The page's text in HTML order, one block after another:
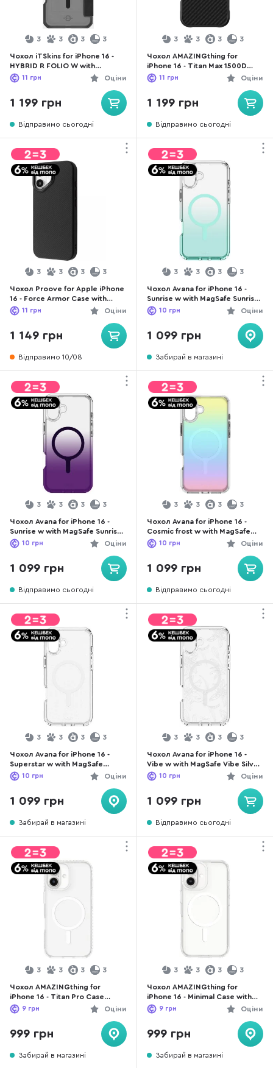
3 3 3 3
Чохол iTSkins for iPhone 16 -
HYBRID R FOLIO W with
MagSafe Black (AP6N-HYFMA-
BKRL)
Оціни
11 грн
1 199 грн
Відправимо сьогодні
3 3 3 3
Чохол AMAZINGthing for
iPhone 16 - Titan Max 1500D
Case MagSafe Black
(IP166.1TXBK)
Оціни
11 грн
1 199 грн
Відправимо сьогодні
3 3 3 3
Чохол Proove for Apple iPhone
16 - Force Armor Case with
Magnetic Ring Black
(PCFAIP160002)
Оціни
11 грн
1 149 грн
Відправимо 10/08
3 3 3 3
Чохол Avana for iPhone 16 -
Sunrise w with MagSafe Sunrise
Sage (AP6N-AVMOM-LGRN)Оціни
10 грн
1 099 грн
Забирай в магазині
3 3 3 3
Чохол Avana for iPhone 16 -
Sunrise w with MagSafe Sunrise
Lavender (AP6N-AVMOM-LIPP)
Оціни
10 грн
1 099 грн
Відправимо сьогодні
3 3 3 3
Чохол Avana for iPhone 16 -
Cosmic frost w with MagSafe
cosmic violet (AP6N-AVFIR-
BUPE)
Оціни
10 грн
1 099 грн
Відправимо сьогодні
3 3 3 3
Чохол Avana for iPhone 16 -
Superstar w with MagSafe
starlite silver (AP6N-AVSUR-
SUSV)
Оціни
10 грн
1 099 грн
Забирай в магазині
3 3 3 3
Чохол Avana for iPhone 16 -
Vibe w with MagSafe Vibe Silver
(AP6N-AVVIB-SLVR)
Оціни
10 грн
1 099 грн
Відправимо сьогодні
3 3 3 3
Чохол AMAZINGthing for
iPhone 16 - Titan Pro Case
MagSafe Clear (IP166.1TMCL)Оціни
9 грн
999 грн
Забирай в магазині
3 3 3 3
Чохол AMAZINGthing for
iPhone 16 - Minimal Case with
MagSafe Clear (IP166.1MMINCL)
Оціни
9 грн
999 грн
Забирай в магазині